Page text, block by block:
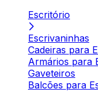
Escritório
Escrivaninhas
Cadeiras para
Armários para
Gaveteiros
Balcões para